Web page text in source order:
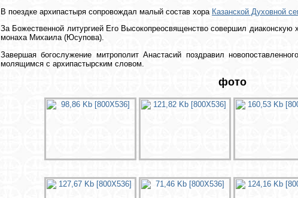
В поездке архипастыря сопровождал малый состав хора Казанской Духовной
За Божественной литургией Его Высокопреосвященство совершил диаконскую
монаха Михаила (Юсупова).
Завершая богослужение митрополит Анастасий поздравил
молящимся с архипастырским словом.
фото